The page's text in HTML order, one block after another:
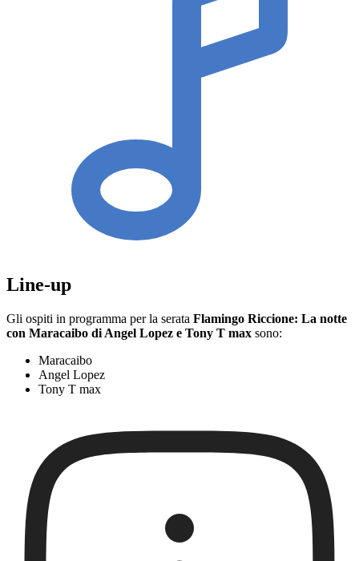
Line-up
Gli ospiti in programma per la serata Flamingo Riccione: La notte
con Maracaibo di Angel Lopez e Tony T max sono:
Maracaibo
Angel Lopez
Tony T max